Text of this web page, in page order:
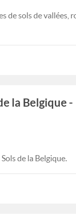
de sols de vallées,
la Belgique -
de la Belgique.